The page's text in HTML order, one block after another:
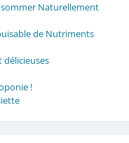
Naturellement
de Nutriments
délicieuses
!